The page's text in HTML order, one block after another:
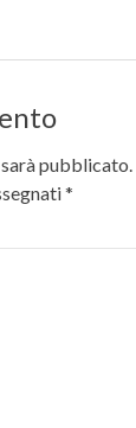
pubblicato.
*